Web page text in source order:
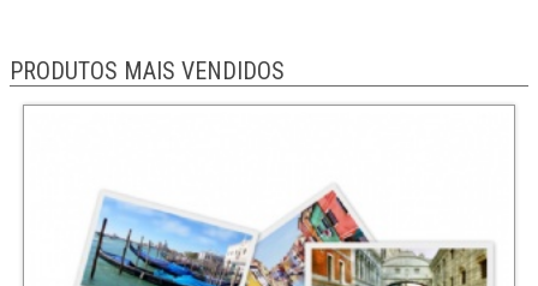
PRODUTOS MAIS VENDIDOS